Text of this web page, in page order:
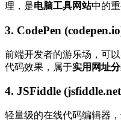
理，是电脑工具网站中的重
3. CodePen
前端开发者的游乐场，可
代码效果，属于实用网址
4. JSFiddle
轻量级的在线代码编辑器